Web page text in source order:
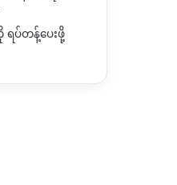
ပ်တန့်ပေးဖို့